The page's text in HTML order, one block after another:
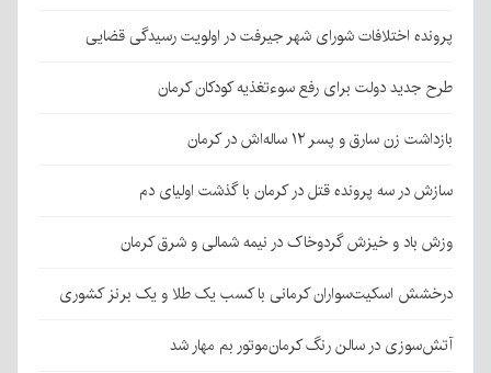
پرونده اختلافات شورای شهر جیرفت در اولویت رسیدگی قضایی
طرح جدید دولت برای رفع سوءتغذیه کودکان کرمان
بازداشت زن سارق و پسر ۱۲ ساله‌اش در کرمان
سازش در سه پرونده قتل در کرمان با گذشت اولیای دم
وزش باد و خیزش گردوخاک در نیمه شمالی و شرق کرمان
درخشش اسکیت‌سواران کرمانی با کسب یک طلا و یک برنز کشوری
آتش‌سوزی در سالن رنگ کرمان‌موتور بم مهار شد